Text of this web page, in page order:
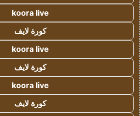
koora live
كورة لايف
koora live
كورة لايف
koora live
كورة لايف